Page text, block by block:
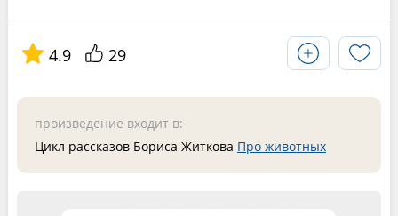
4.9 29
произведение входит в:
Цикл рассказов Бориса Житкова Про животных